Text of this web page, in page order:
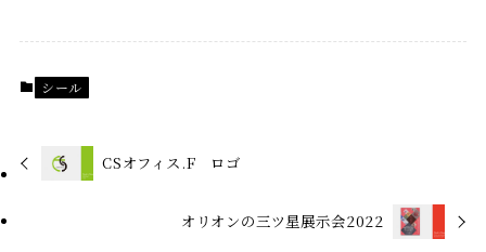
シール
CSオフィス.F ロゴ
オリオンの三ツ星展示会2022